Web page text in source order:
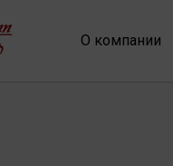
О компании